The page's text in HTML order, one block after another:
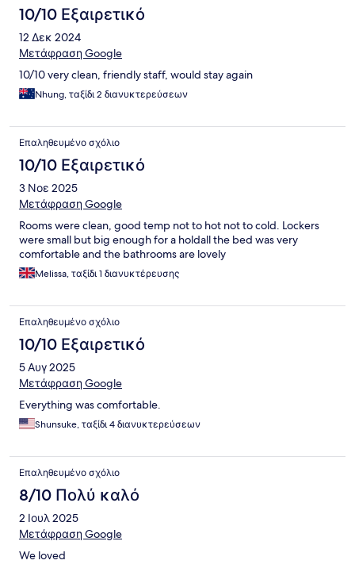
10/10 Εξαιρετικό
12 Δεκ 2024
Μετάφραση Google
10/10 very clean, friendly staff, would stay again
Nhung, ταξίδι 2 διανυκτερεύσεων
Επαληθευμένο σχόλιο
10/10 Εξαιρετικό
3 Νοε 2025
Μετάφραση Google
Rooms were clean, good temp not to hot not to cold. Lockers
were small but big enough for a holdall the bed was very
comfortable and the bathrooms are lovely
Melissa, ταξίδι 1 διανυκτέρευσης
Επαληθευμένο σχόλιο
10/10 Εξαιρετικό
5 Αυγ 2025
Μετάφραση Google
Everything was comfortable.
Shunsuke, ταξίδι 4 διανυκτερεύσεων
Επαληθευμένο σχόλιο
8/10 Πολύ καλό
2 Ιουλ 2025
Μετάφραση Google
We loved